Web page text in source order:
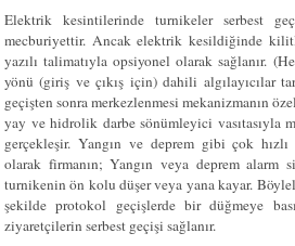
Elektrik kesintilerinde turnikeler serbest
mecburiyettir. Ancak elektrik kesildiğinde
yazılı talimatıyla opsiyonel olarak sağlanır.
yönü (giriş ve çıkış için) dahili algılayıcılar
geçişten sonra merkezlenmesi mekanizmanın
yay ve hidrolik darbe sönümleyici vasıtasıyla
gerçekleşir. Yangın ve deprem gibi çok
olarak firmanın; Yangın veya deprem alarm
turnikenin ön kolu düşer veya yana kayar.
şekilde protokol geçişlerde bir düğmeye
ziyaretçilerin serbest geçişi sağlanır.